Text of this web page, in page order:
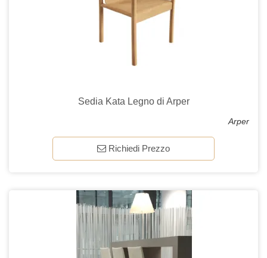
Sedia Kata Legno di Arper
Arper
Richiedi Prezzo